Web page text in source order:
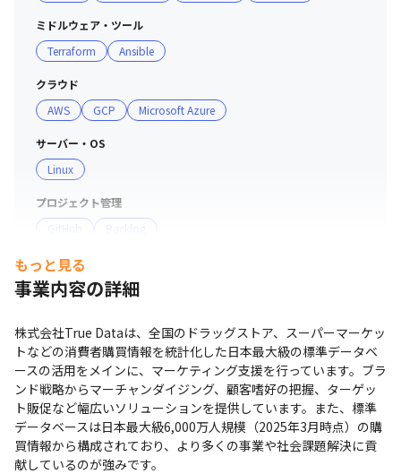
ミドルウェア・ツール
Terraform
Ansible
クラウド
AWS
GCP Microsoft Azure
サーバー・OS
Linux
プロジェクト管理
GitHub
Backlog
マーケ・データ分析ツール
ETL
Windows
もっと見る
事業内容の詳細
株式会社True Dataは、全国のドラッグストア、スーパーマーケッ
トなどの消費者購買情報を統計化した日本最大級の標準データベ
ースの活用をメインに、マーケティング支援を行っています。ブラ
ンド戦略からマーチャンダイジング、顧客嗜好の把握、ターゲッ
ト販促など幅広いソリューションを提供しています。また、標準
データベースは日本最大級6,000万人規模（2025年3月時点）の購
買情報から構成されており、より多くの事業や社会課題解決に貢
献しているのが強みです。